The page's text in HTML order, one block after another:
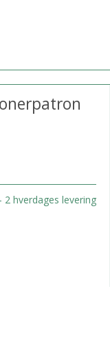
2 hverdages levering